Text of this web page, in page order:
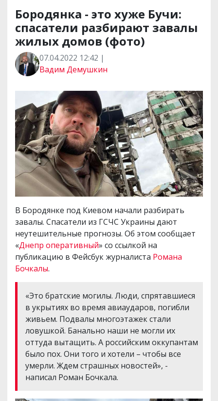
Бородянка - это хуже Бучи:
спасатели разбирают завалы
жилых домов (фото)
07.04.2022 12:42 |
Вадим Демушкин
В Бородянке под Киевом начали разбирать
завалы. Спасатели из ГСЧС Украины дают
неутешительные прогнозы. Об этом сообщает
«Днепр оперативный» со ссылкой на
публикацию в Фейсбук журналиста Романа
Бочкалы.
«Это братские могилы. Люди, спрятавшиеся
в укрытиях во время авиаударов, погибли
живьем. Подвалы многоэтажек стали
ловушкой. Банально наши не могли их
оттуда вытащить. А российским оккупантам
было пох. Они того и хотели – чтобы все
умерли. Ждем страшных новостей», -
написал Роман Бочкала.